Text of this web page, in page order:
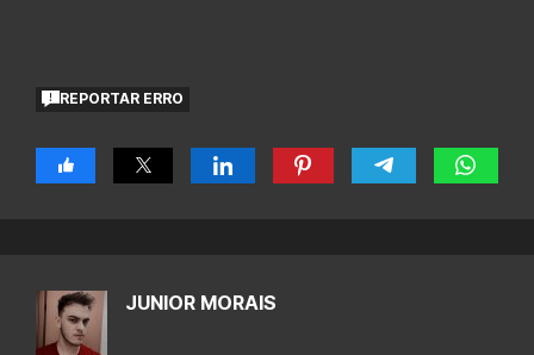
REPORTAR ERRO
JUNIOR MORAIS